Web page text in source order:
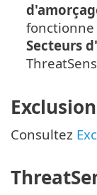
Secteurs
Consultez